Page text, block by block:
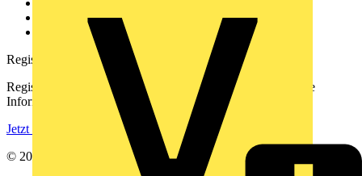
Häufig gestellte Fragen
voltimum.com
Registrierung
Registrieren Sie sich kostenlos und erhalten Sie stets aktuelle
Informationen aus der Elektroindustrie.
Jetzt registrieren
© 2002-